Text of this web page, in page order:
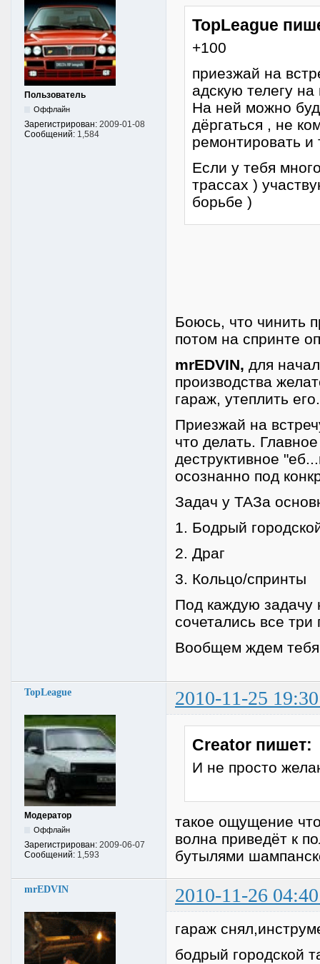
Пользователь
Оффлайн
Зарегистрирован: 2009-01-08
Сообщений: 1,584
TopLeague
+100
приезжай на
адскую телегу
На ней можно
дёргаться , не
ремонтировать и
Если у тебя
трассах )
борьбе )
Боюсь, что чинить
потом на спринте
mrEDVIN, для
производства
гараж, утеплить его.
Приезжай на
что делать.
деструктивное
осознанно под
Задач у ТАЗа
1. Бодрый
2. Драг
3. Кольцо/спринты
Под каждую задачу
сочетались все
Вообщем ждем
TopLeague 2010-11-25
Модератор
Оффлайн
Зарегистрирован: 2009-06-07
Сообщений: 1,593
Creator пишет:
И не просто
такое ощущение
волна приведёт к
бутылями
mrEDVIN 2010-11-26
гараж
бодрый городской